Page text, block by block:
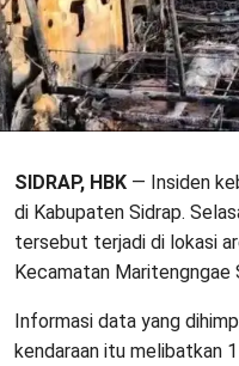
SIDRAP, HBK — Insiden
di Kabupaten Sidrap.
tersebut terjadi di lokasi
Kecamatan Maritengngae
Informasi data yang
kendaraan itu melibatkan